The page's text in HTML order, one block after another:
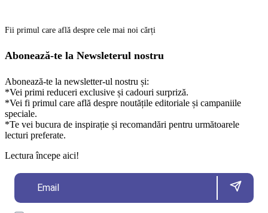
Fii primul care află despre cele mai noi cărți
Abonează-te la Newsleterul nostru
Abonează-te la newsletter-ul nostru și:
*Vei primi reduceri exclusive și cadouri surpriză.
*Vei fi primul care află despre noutățile editoriale și campaniile
speciale.
*Te vei bucura de inspirație și recomandări pentru următoarele
lecturi preferate.
Lectura începe aici!